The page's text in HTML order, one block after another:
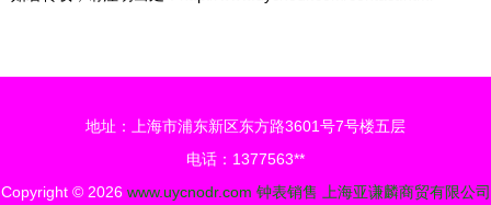
地址：上海市浦东新区东方路3601号7号楼五层
电话：1377563**
Copyright © 2026 www.uycnodr.com 钟表销售
上海亚谦麟商贸有限公司